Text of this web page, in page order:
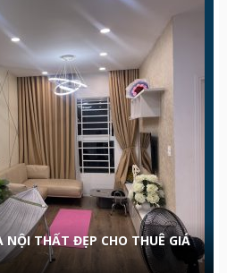
NỘI THẤT ĐẸP CHO THUÊ GIÁ